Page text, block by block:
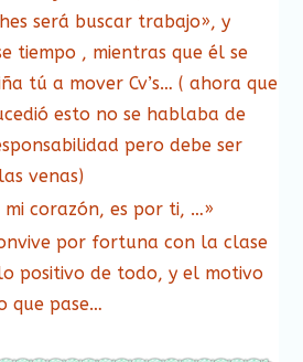
será buscar trabajo», y
tiempo , mientras que él se
tú a mover Cv’s… ( ahora que
esto no se hablaba de
pero debe ser
venas)
corazón, es por ti, …»
por fortuna con la clase
positivo de todo, y el motivo
que pase…